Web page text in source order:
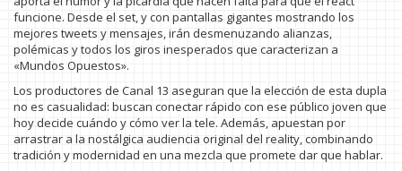
funcione. Desde el set, y con pantallas gigantes mostrando los
mejores tweets y mensajes, irán desmenuzando alianzas,
polémicas y todos los giros inesperados que caracterizan a
«Mundos Opuestos».
Los productores de Canal 13 aseguran que la elección de esta dupla
no es casualidad: buscan conectar rápido con ese público joven que
hoy decide cuándo y cómo ver la tele. Además, apuestan por
arrastrar a la nostálgica audiencia original del reality, combinando
tradición y modernidad en una mezcla que promete dar que hablar.